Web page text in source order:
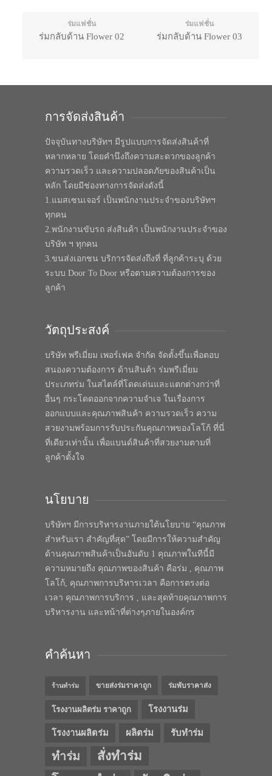
ร่มแฟชั่น
ร่มกลับด้าน Flower 02
ร่มแฟชั่น
ร่มกลับด้าน Flower 03
การจัดส่งสินค้า
ปัจจุบันทางบริษัทฯ มีรูปแบบการจัดส่งสินค้าที่
หลากหลาย โดยคำนึงถึงความสะดวกของลูกค้า
ความรวดเร็ว และความปลอดภัยของสินค้าเป็น
หลัก โดยมีช่องทางการจัดส่งดังนี้
1.แมสเซนเจอร์ เป็นพนักงานประจำของบริษัทฯ
ทุกคน
2.พนักงานขับรถ ส่งสินค้า เป็นพนักงานประจำของ
บริษัท ฯ ทุกคน
3.ขนส่งเอกชน บริการจัดส่งถึงที่ ที่ลูกค้าระบุ ด้วย
ระบบ Door To Door หรือตามความต้องการของ
ลูกค้า
วัตถุประสงค์
บริษัท พรีเมี่ยม เพอร์เฟค จำกัด จัดตั้งขึ้นเพื่อตอบ
สนองความต้องการ ด้านสินค้า ร่มพรีเมี่ยม
ประเภทร่ม ในสไตล์ที่โดดเด่นและแตกต่างกว่าที่
อื่นๆ กระโดดออกจากความจำเจ ในเรื่องการ
ออกแบบและคุณภาพสินค้า ความรวดเร็ว ความ
สวยงามพร้อมการรับประกันคุณภาพของโลโก้ ที่นี่
ที่เดียวเท่านั้น เพื่อแบนด์สินค้าที่สวยงามตามที่
ลูกค้าตั้งใจ
นโยบาย
บริษัทฯ มีการบริหารงานภายใต้นโยบาย “คุณภาพ
สำหรับเรา สำคัญที่สุด” โดยมีการให้ความสำคัญ
ด้านคุณภาพสินค้าเป็นอันดับ 1 คุณภาพในทีนี้มี
ความหมายถึง คุณภาพของสินค้า คือร่ม , คุณภาพ
โลโก้, คุณภาพการบริหารเวลา คือการตรงต่อ
เวลา คุณภาพการบริการ , และสุดท้ายคุณภาพการ
บริหารงาน และหน้าที่ต่างๆภายในองค์กร
คำค้นหา
ร้านทำร่ม ขายส่งร่มราคาถูก ร่มพับราคาส่ง
โรงงานผลิตร่ม ราคาถูก โรงงานร่ม
โรงงานผลิตร่ม ผลิตร่ม รับทำร่ม
ทำร่ม
สั่งทำร่ม